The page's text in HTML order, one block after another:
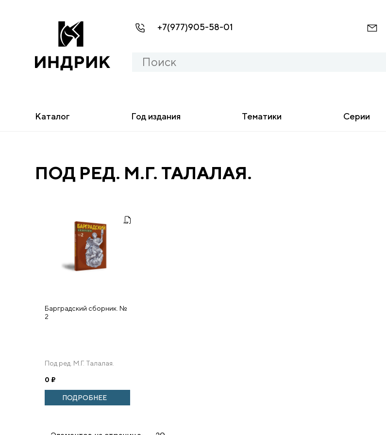
+7(977)905-58-01
Каталог Год издания Тематики Серии
ПОД РЕД. М.Г. ТАЛАЛАЯ.
Барградский сборник. №
2
Под ред. М.Г. Талалая.
0 ₽
ПОДРОБНЕЕ